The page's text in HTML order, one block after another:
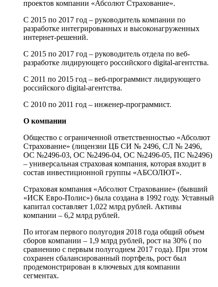
проектов компании «Абсолют Страхование».
С 2015 по 2017 год – руководитель компании по
разработке интегрированных и высоконагруженных
интернет-решений.
С 2015 по 2017 год – руководитель отдела по веб-
разработке лидирующего российского digital-агентства.
С 2011 по 2015 год – веб-программист лидирующего
российского digital-агентства.
С 2010 по 2011 год – инженер-программист.
О компании
Общество с ограниченной ответственностью «Абсолют
Страхование» (лицензии ЦБ СИ № 2496, СЛ № 2496,
ОС №2496-03, ОС №2496-04, ОС №2496-05, ПС №2496)
– универсальная страховая компания, которая входит в
состав инвестиционной группы «АБСОЛЮТ».
Страховая компания «Абсолют Страхование» (бывший
«ИСК Евро-Полис») была создана в 1992 году. Уставный
капитал составляет 1,022 млрд рублей. Активы
компании – 6,2 млрд рублей.
По итогам первого полугодия 2018 года общий объем
сборов компании – 1,9 млрд рублей, рост на 30% ( по
сравнению с первым полугодием 2017 года). При этом
сохранен сбалансированный портфель, рост был
продемонстрирован в ключевых для компании
сегментах.